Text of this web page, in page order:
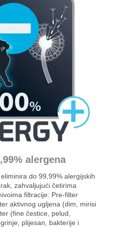
alergena
do 99,99% alergijskih
zahvaljujući četirima
filtracije: Pre-filter
aktivnog ugljena (dim, mirisi
(fine čestice, pelud,
plijesan, bakterije i